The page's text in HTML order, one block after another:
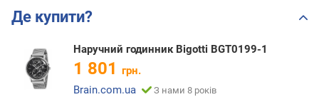
Де купити?
Наручний годинник Bigotti BGT0199-1
1 801 грн.
Brain.com.ua
З нами 8 років